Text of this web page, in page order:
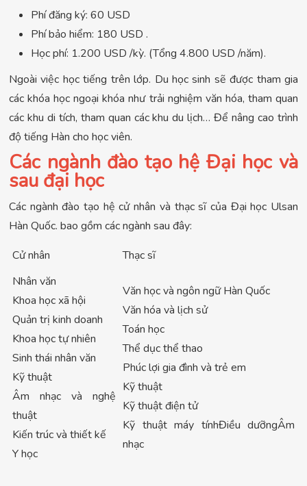
Phí đăng ký: 60 USD
Phí bảo hiểm: 180 USD .
Học phí: 1.200 USD /kỳ. (Tổng 4.800 USD /năm).
Ngoài việc học tiếng trên lớp. Du học sinh sẽ được tham gia
các khóa học ngoại khóa như trải nghiệm văn hóa, tham quan
các khu di tích, tham quan các khu du lịch… Để nâng cao trình
độ tiếng Hàn cho học viên.
Các ngành đào tạo hệ Đại học và
sau đại học
Các ngành đào tạo hệ cử nhân và thạc sĩ của Đại học Ulsan
Hàn Quốc. bao gồm các ngành sau đây:
Cử nhân
Thạc sĩ
Nhân văn
Khoa học xã hội
Quản trị kinh doanh
Khoa học tự nhiên
Sinh thái nhân văn
Kỹ thuật
Âm nhạc và nghệ
thuật
Kiến trúc và thiết kế
Y học
Văn học và ngôn ngữ Hàn Quốc
Văn hóa và lịch sử
Toán học
Thể dục thể thao
Phúc lợi gia đình và trẻ em
Kỹ thuật
Kỹ thuật điện tử
Kỹ thuật máy tínhĐiều dưỡngÂm
nhạc